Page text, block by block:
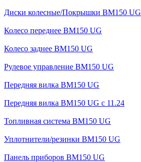
Диски колесные/Покрышки BM150 UG
Колесо переднее BM150 UG
Колесо заднее BM150 UG
Рулевое управление BM150 UG
Передняя вилка BM150 UG
Передняя вилка BM150 UG с 11.24
Топливная система BM150 UG
Уплотнители/резинки BM150 UG
Панель приборов BM150 UG